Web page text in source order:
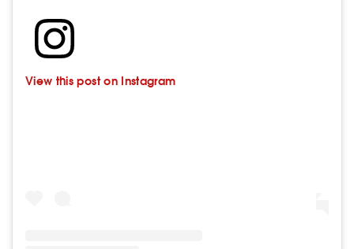
View this post on Instagram